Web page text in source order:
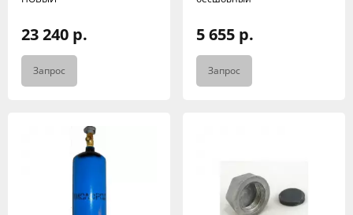
23 240 р.
Запрос
5 655 р.
Запрос